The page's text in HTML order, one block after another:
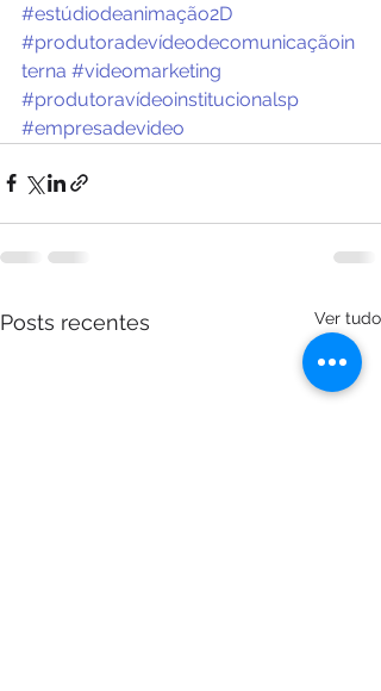
#estúdiodeanimação2D
#produtoradevídeodecomunicaçãoin
terna #videomarketing
#produtoravídeoinstitucionalsp
#empresadevideo
Posts recentes Ver tudo